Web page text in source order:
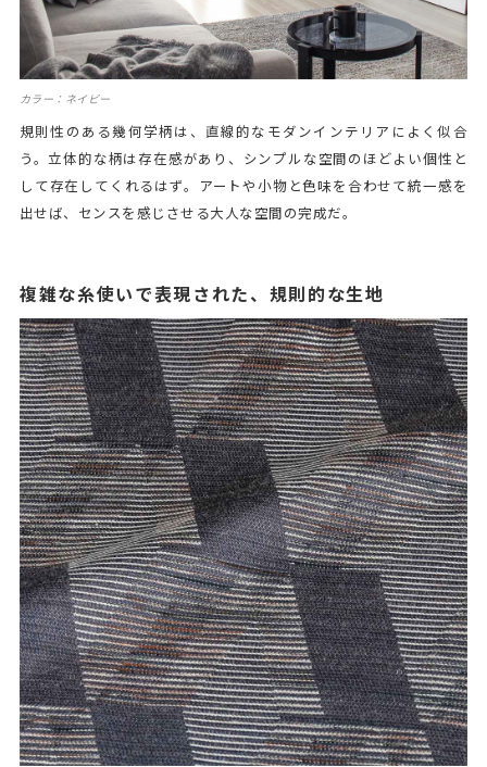
カラー：ネイビー
規則性のある幾何学柄は、直線的なモダンインテリアによく似合
う。立体的な柄は存在感があり、シンプルな空間のほどよい個性と
して存在してくれるはず。アートや小物と色味を合わせて統一感を
出せば、センスを感じさせる大人な空間の完成だ。
複雑な糸使いで表現された、規則的な生地